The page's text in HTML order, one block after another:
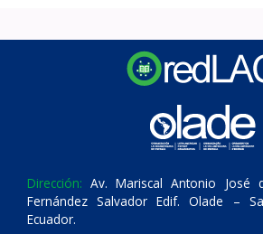
Dirección: Av. Mariscal Antonio José
Fernández Salvador Edif. Olade –
Ecuador.